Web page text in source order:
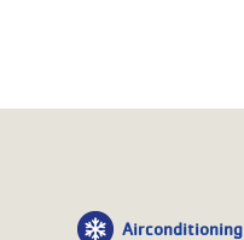
Airconditioning